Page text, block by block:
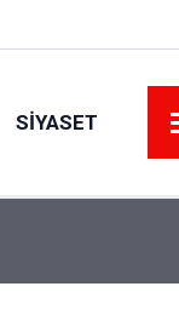
SIYASET